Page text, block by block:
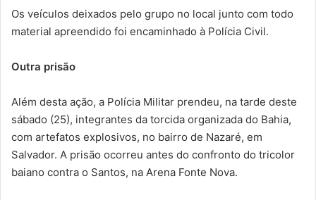
Os veículos deixados pelo grupo no local junto com todo
material apreendido foi encaminhado à Polícia Civil.
Outra prisão
Além desta ação, a Polícia Militar prendeu, na tarde deste
sábado (25), integrantes da torcida organizada do Bahia,
com artefatos explosivos, no bairro de Nazaré, em
Salvador. A prisão ocorreu antes do confronto do tricolor
baiano contra o Santos, na Arena Fonte Nova.